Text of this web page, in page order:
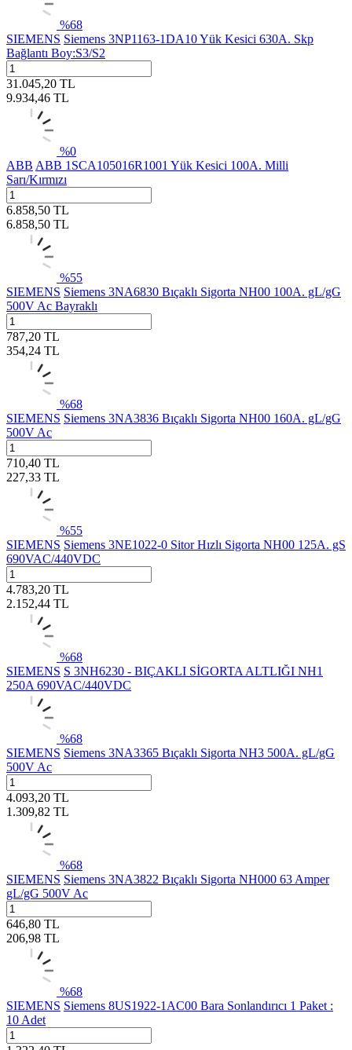
%68
SIEMENS Siemens 3NP1163-1DA10 Yük Kesici 630A. Skp
Bağlantı Boy:S3/S2
31.045,20 TL
9.934,46 TL
%0
ABB ABB 1SCA105016R1001 Yük Kesici 100A. Milli
Sarı/Kırmızı
6.858,50 TL
6.858,50 TL
%55
SIEMENS Siemens 3NA6830 Bıçaklı Sigorta NH00 100A. gL/gG
500V Ac Bayraklı
787,20 TL
354,24 TL
%68
SIEMENS Siemens 3NA3836 Bıçaklı Sigorta NH00 160A. gL/gG
500V Ac
710,40 TL
227,33 TL
%55
SIEMENS Siemens 3NE1022-0 Sitor Hızlı Sigorta NH00 125A. gS
690VAC/440VDC
4.783,20 TL
2.152,44 TL
%68
SIEMENS S 3NH6230 - BIÇAKLI SİGORTA ALTLIĞI NH1
250A 690VAC/440VDC
%68
SIEMENS Siemens 3NA3365 Bıçaklı Sigorta NH3 500A. gL/gG
500V Ac
4.093,20 TL
1.309,82 TL
%68
SIEMENS Siemens 3NA3822 Bıçaklı Sigorta NH000 63 Amper
gL/gG 500V Ac
646,80 TL
206,98 TL
%68
SIEMENS Siemens 8US1922-1AC00 Bara Sonlandırıcı 1 Paket :
10 Adet